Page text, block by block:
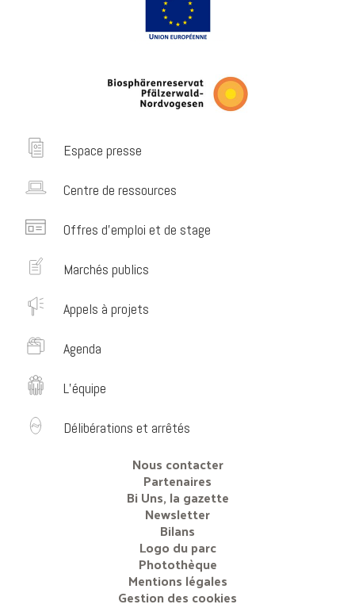
Espace presse
Centre de ressources
Offres d’emploi et de stage
Marchés publics
Appels à projets
Agenda
L’équipe
Délibérations et arrêtés
Nous contacter
Partenaires
Bi Uns, la gazette
Newsletter
Bilans
Logo du parc
Photothèque
Mentions légales
Gestion des cookies